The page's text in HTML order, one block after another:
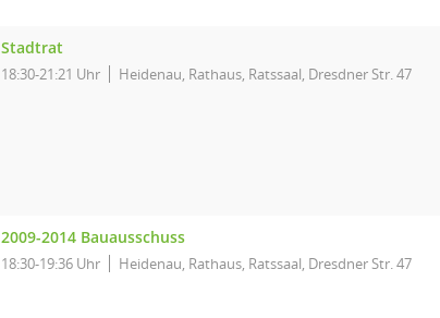
Stadtrat
18:30-21:21 Uhr Heidenau, Rathaus, Ratssaal, Dresdner Str. 47
2009-2014 Bauausschuss
18:30-19:36 Uhr Heidenau, Rathaus, Ratssaal, Dresdner Str. 47